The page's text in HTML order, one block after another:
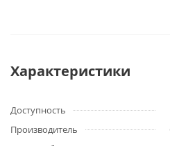
Характеристики
Доступность
Производитель